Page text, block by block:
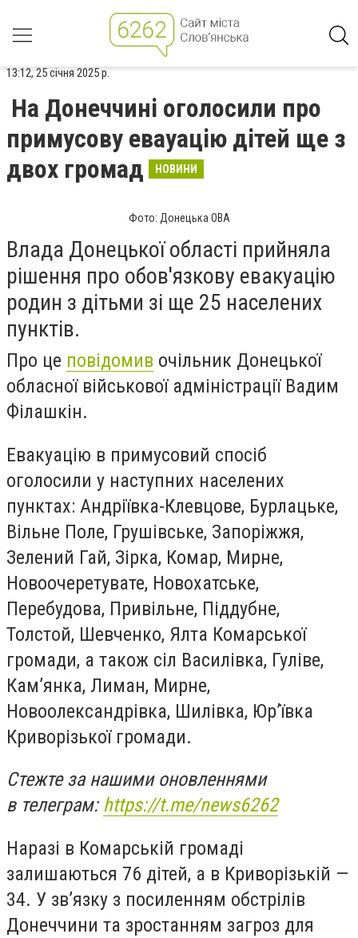
13:12, 25 січня 2025 р.
На Донеччині оголосили про
примусову евауацію дітей ще з
двох громад
НОВИНИ
Фото: Донецька ОВА
Влада Донецької області прийняла
рішення про обов'язкову евакуацію
родин з дітьми зі ще 25 населених
пунктів.
Про це повідомив очільник Донецької
обласної військової адміністрації Вадим
Філашкін.
Евакуацію в примусовий спосіб
оголосили у наступних населених
пунктах: Андріївка-Клевцове, Бурлацьке,
Вільне Поле, Грушівське, Запоріжжя,
Зелений Гай, Зірка, Комар, Мирне,
Новоочеретувате, Новохатське,
Перебудова, Привільне, Піддубне,
Толстой, Шевченко, Ялта Комарської
громади, а також сіл Василівка, Гуліве,
Кам’янка, Лиман, Мирне,
Новоолександрівка, Шилівка, Юр’ївка
Криворізької громади.
Стежте за нашими оновленнями
в телеграм:https://t.me/news6262
Наразі в Комарській громаді
залишаються 76 дітей, а в Криворізькій —
34. У зв’язку з посиленням обстрілів
Донеччини та зростанням загроз для